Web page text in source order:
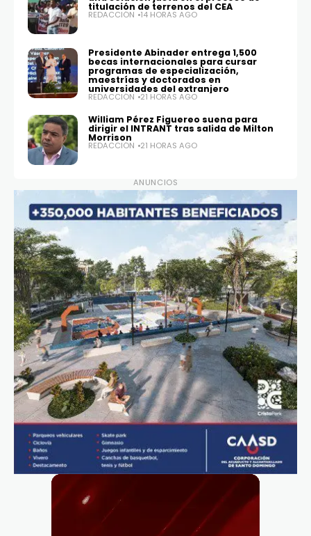
titulación de terrenos del CEA
REDACCIÓN 14 HORAS AGO
Presidente Abinader entrega 1,500
becas internacionales para cursar
programas de especialización,
maestrías y doctorados en
universidades del extranjero
REDACCIÓN 21 HORAS AGO
William Pérez Figuereo suena para
dirigir el INTRANT tras salida de Milton
Morrison
REDACCIÓN 21 HORAS AGO
ANUNCIOS